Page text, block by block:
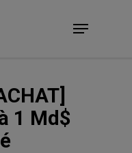
Menu
1 Md$